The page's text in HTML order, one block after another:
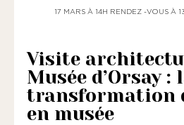
vocation
culturelle.
17 MARS À 14H RENDEZ -VOUS À
Visite
Musée d’Orsay :
transformation
en musée